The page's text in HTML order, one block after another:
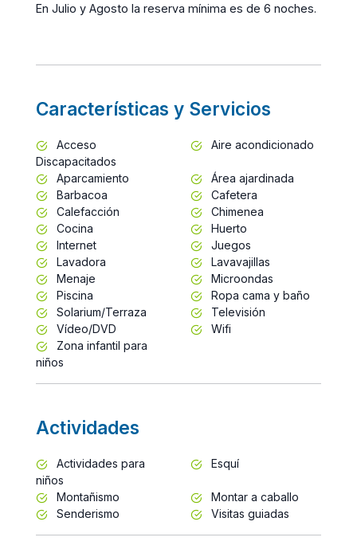
En Julio y Agosto la reserva mínima es de 6 noches.
Características y Servicios
Acceso
Discapacitados
Aire acondicionado
Aparcamiento
Área ajardinada
Barbacoa
Cafetera
Calefacción
Chimenea
Cocina
Huerto
Internet
Juegos
Lavadora
Lavavajillas
Menaje
Microondas
Piscina
Ropa cama y baño
Solarium/Terraza
Televisión
Vídeo/DVD
Wifi
Zona infantil para
niños
Actividades
Actividades para
niños
Esquí
Montañismo
Montar a caballo
Senderismo
Visitas guiadas